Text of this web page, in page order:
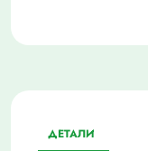
ДЕТАЛИ